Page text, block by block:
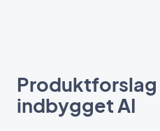
indbygget AI